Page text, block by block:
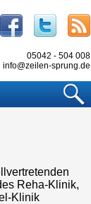
FacebookTwitter
05042 - 504 008
info@zeilen-sprung.de
Reha-Klinik,
Klinik